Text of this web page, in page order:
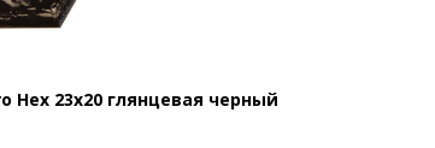
Hex 23x20 глянцевая черный